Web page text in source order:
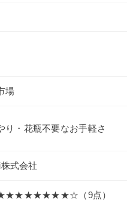
場
り・花瓶不要なお手軽さ
式会社
（9点）